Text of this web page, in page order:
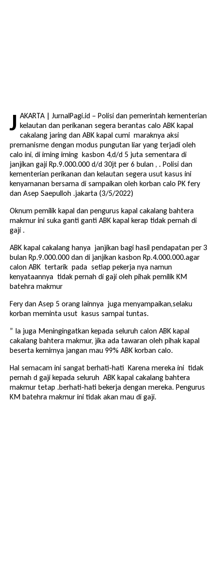
J AKARTA | JurnalPagi.id – Polisi dan pemerintah kementerian
kelautan dan perikanan segera berantas calo ABK kapal
cakalang jaring dan ABK kapal cumi maraknya aksi
premanisme dengan modus pungutan liar yang terjadi oleh
calo ini, di iming iming kasbon 4,d/d 5 juta sementara di
janjikan gaji Rp.9.000.000 d/d 30jt per 6 bulan , . Polisi dan
kementerian perikanan dan kelautan segera usut kasus ini
kenyamanan bersama di sampaikan oleh korban calo PK fery
dan Asep Saepulloh .jakarta (3/5/2022)
Oknum pemilik kapal dan pengurus kapal cakalang bahtera
makmur ini suka ganti ganti ABK kapal kerap tidak pernah di
gaji .
ABK kapal cakalang hanya janjikan bagi hasil pendapatan per 3
bulan Rp.9.000.000 dan di janjikan kasbon Rp.4.000.000.agar
calon ABK tertarik pada setiap pekerja nya namun
kenyataannya tidak pernah di gaji oleh pihak pemilik KM
batehra makmur
Fery dan Asep 5 orang lainnya juga menyampaikan,selaku
korban meminta usut kasus sampai tuntas.
” Ia juga Meningingatkan kepada seluruh calon ABK kapal
cakalang bahtera makmur, jika ada tawaran oleh pihak kapal
beserta kemirnya jangan mau 99% ABK korban calo.
Hal semacam ini sangat berhati-hati Karena mereka ini tidak
pernah d gaji kepada seluruh ABK kapal cakalang bahtera
makmur tetap .berhati-hati bekerja dengan mereka. Pengurus
KM batehra makmur ini tidak akan mau di gaji.